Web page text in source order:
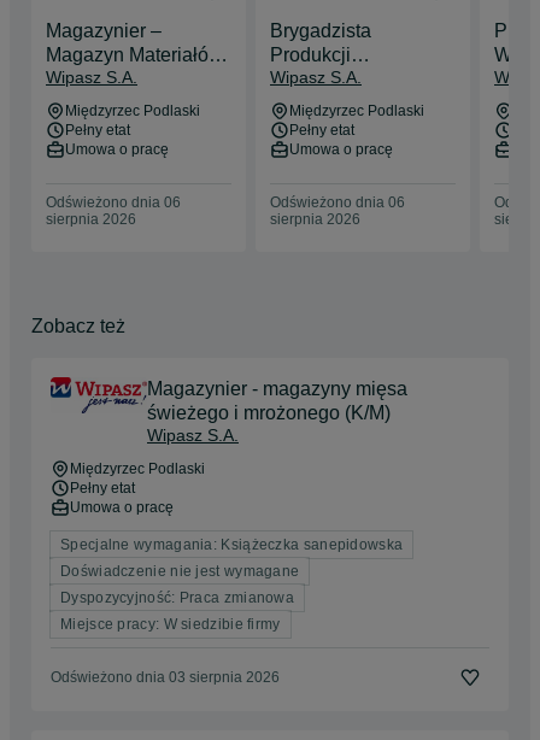
Magazynier –
Magazyn Materiałów
Pomocniczych (K/M)
Wipasz S.A.
Międzyrzec Podlaski
Pełny etat
Umowa o pracę
Odświeżono dnia 06
sierpnia 2026
Brygadzista
Produkcji
Przetwórstwa (K/M)
Wipasz S.A.
Międzyrzec Podlaski
Pełny etat
Umowa o pracę
Odświeżono dnia 06
sierpnia 2026
Zobacz też
Magazynier - magazyny mięsa
świeżego i mrożonego (K/M)
Wipasz S.A.
Międzyrzec Podlaski
Pełny etat
Umowa o pracę
Specjalne wymagania: Książeczka sanepidowska
Doświadczenie nie jest wymagane
Dyspozycyjność: Praca zmianowa
Miejsce pracy: W siedzibie firmy
Odświeżono dnia 03 sierpnia 2026